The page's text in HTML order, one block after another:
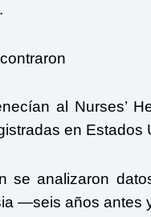
al Nurses’
en Estados
se analizaron
—seis años antes